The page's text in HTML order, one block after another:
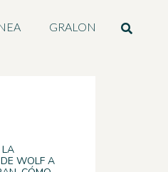
GRALON
LA
WOLF A